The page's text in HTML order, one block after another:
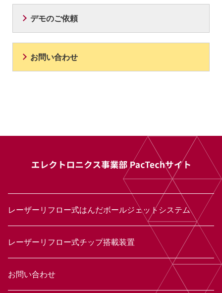
デモのご依頼
お問い合わせ
レーザーリフロー式はんだボールジェットシステム
レーザーリフロー式チップ搭載装置
お問い合わせ